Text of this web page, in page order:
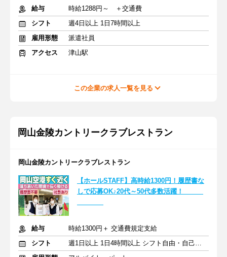
給与
時給1288円～ ＋交通費
シフト
週4日以上 1日7時間以上
雇用形態
派遣社員
アクセス
津山駅
この企業の求人一覧を見る
岡山金陵カントリークラブレストラン
岡山金陵カントリークラブレストラン
【ホールSTAFF】高時給1300円！履歴書な
しで応募OK♪20代～50代多数活躍！
給与
時給1300円＋ 交通費規定支給
シフト
週1日以上 1日4時間以上 シフト自由・自己申告